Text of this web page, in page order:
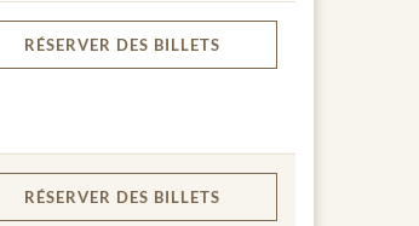
RÉSERVER DES BILLETS
RÉSERVER DES BILLETS